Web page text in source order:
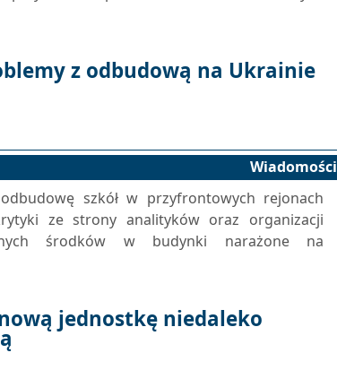
z odbudową na Ukrainie
Wiadomości
szkół w przyfrontowych rejonach
ze strony analityków oraz organizacji
środków w budynki narażone na
jednostkę niedaleko